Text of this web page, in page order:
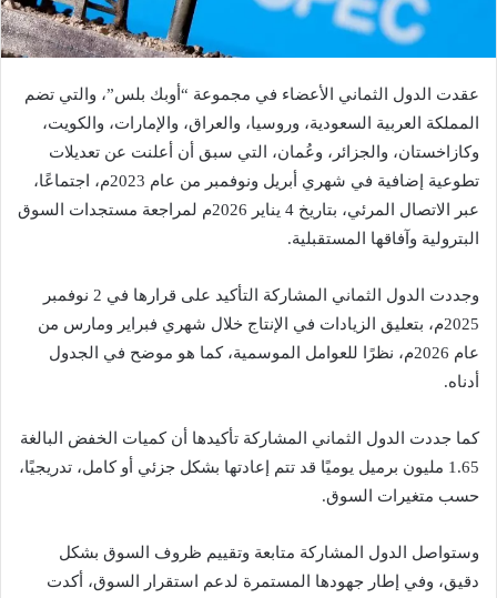
عقدت الدول الثماني الأعضاء في مجموعة “أوبك بلس”، والتي تضم
المملكة العربية السعودية، وروسيا، والعراق، والإمارات، والكويت،
وكازاخستان، والجزائر، وعُمان، التي سبق أن أعلنت عن تعديلات
تطوعية إضافية في شهري أبريل ونوفمبر من عام 2023م، اجتماعًا،
عبر الاتصال المرئي، بتاريخ 4 يناير 2026م لمراجعة مستجدات السوق
البترولية وآفاقها المستقبلية.
وجددت الدول الثماني المشاركة التأكيد على قرارها في 2 نوفمبر
2025م، بتعليق الزيادات في الإنتاج خلال شهري فبراير ومارس من
عام 2026م، نظرًا للعوامل الموسمية، كما هو موضح في الجدول
أدناه.
كما جددت الدول الثماني المشاركة تأكيدها أن كميات الخفض البالغة
1.65 مليون برميل يوميًا قد تتم إعادتها بشكل جزئي أو كامل، تدريجيًا،
حسب متغيرات السوق.
وستواصل الدول المشاركة متابعة وتقييم ظروف السوق بشكل
دقيق، وفي إطار جهودها المستمرة لدعم استقرار السوق، أكدت